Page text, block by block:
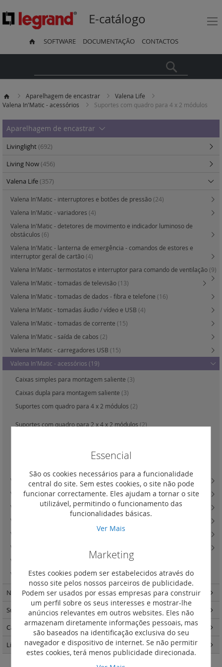
E-catálogo
SOFTWARE DOCUMENTAÇÃO CONTACTOS
Aparelhagem de encastrar
Valena Life
Valena In'Matic - acessórios
Suportes com quadro para 4 x 2 módulos
Aparelhagem de encastrar
Livinglight(692)
Living Now(456)
Valena Life(357)
Valena In'Matic - interruptores e botões de pressão(24)
Valena In'Matic - variadores (4)
Valena In'Matic - detetores de movimento e indicador luminoso de
obstáculos (6)
Valena In'Matic - lanterna de emergência - comandos de estores e
interruptor geral de cartão(4)
Valena In'Matic - termostatos e interruptor para comando de ventilação(9)
Valena In'Matic - tomadas de televisão(13)
Valena In'Matic - tomadas de dados - fibra e telefone (16)
Valena In'Matic - tomadas áudio / vídeo e USB (4)
Valena In'Matic - tomadas de corrente (15)
Valena In'Matic - saída de cabos (2)
Valena In'Matic - carregadores USB (15)
Valena In'Matic - acessórios (19)
Caixas simples para montagem saliente (3)
Caixas dupla para montagem saliente (3)
Suportes com quadro para 4 x 2 módulos (2)
Suportes com quadro para 2 x 4 x 2 módulos (2)
Adaptadores para mecanismos 50 x 50 DIN 49075
Valena In'Matic - lâmpadas LED
(4)
Valena In'Matic - difusão sonora e colunas de som(0)
Valena In'Matic - IP44 com tecla ou espelho central(14)
Valena Life - teclas e espelhos centrais
Valena Life - quadros
Valena Life - caixas salientes
Valena In'Matic - lanterna de emergência (4)
Valena In'Matic - tomadas de dados (15)
Niloé Step(191)
Suno
(263)
Caixas de encastrar Batibox(57)
Light Now(457)
Essencial
São os cookies necessários para a funcionalidade
central do site. Sem estes cookies, o site não pode
funcionar correctamente. Eles ajudam a tornar o site
utilizável, permitindo o funcionamento das
funcionalidades básicas.
Ver Mais
Marketing
Estes cookies podem ser estabelecidos através do
nosso site pelos nossos parceiros de publicidade.
Podem ser usados por essas empresas para construir
um perfil sobre os seus interesses e mostrar-lhe
anúncios relevantes em outros websites. Eles não
armazenam diretamente informações pessoais, mas
são baseados na identificação exclusiva do seu
navegador e dispositivo de internet. Se não permitir
estes cookies, terá menos publicidade direcionada.